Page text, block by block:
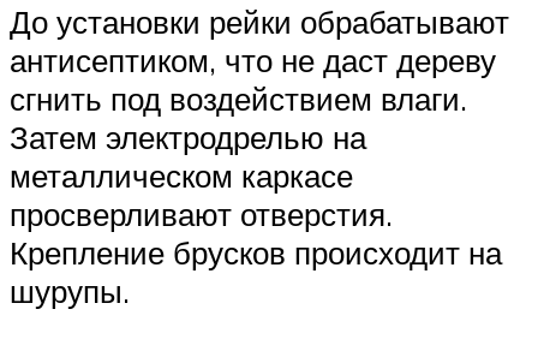
До установки рейки обрабатывают
антисептиком, что не даст дереву
сгнить под воздействием влаги.
Затем электродрелью на
металлическом каркасе
просверливают отверстия.
Крепление брусков происходит на
шурупы.